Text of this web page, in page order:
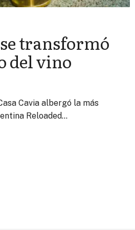
transformó
del vino
Cavia albergó la más
Reloaded…